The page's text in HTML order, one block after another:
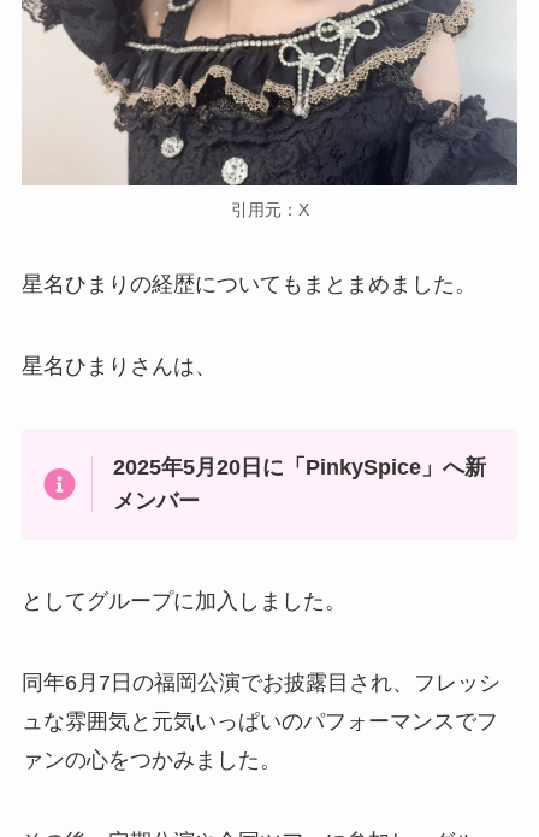
引用元：X
星名ひまりの経歴についてもまとまめました。
星名ひまりさんは、
2025年5月20日に「PinkySpice」へ新
メンバー
としてグループに加入しました。
同年6月7日の福岡公演でお披露目され、フレッシ
ュな雰囲気と元気いっぱいのパフォーマンスでフ
ァンの心をつかみました。